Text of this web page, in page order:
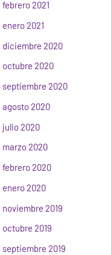
febrero 2021
enero 2021
diciembre 2020
octubre 2020
septiembre 2020
agosto 2020
julio 2020
marzo 2020
febrero 2020
enero 2020
noviembre 2019
octubre 2019
septiembre 2019